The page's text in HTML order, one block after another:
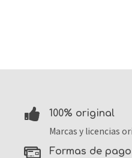
100% original
Marcas y licencias
formas de pago